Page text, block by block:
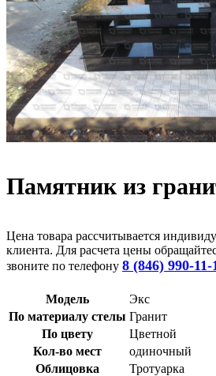
Памятник из
Цена товара рассчитывается
клиента. Для расчета цены
звоните по телефону 8 (846) 990-11-
Модель
Экс
По материалу стелы Гранит
По цвету
Цветной
Кол-во мест
одиночный
Облицовка
Тротуарка